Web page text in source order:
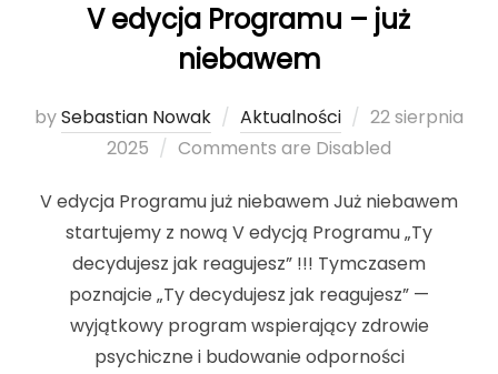
V edycja Programu – już
niebawem
bySebastian Nowak Aktualności
Posted
on
22 sierpnia
2025
Comments are Disabled
V edycja Programu już niebawem Już niebawem
startujemy z nową V edycją Programu „Ty
decydujesz jak reagujesz” !!! Tymczasem
poznajcie „Ty decydujesz jak reagujesz” —
wyjątkowy program wspierający zdrowie
psychiczne i budowanie odporności